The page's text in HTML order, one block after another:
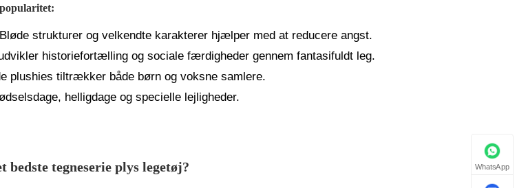
Bløde strukturer og velkendte karakterer hjælper med at reducere angst.
historiefortælling og sociale færdigheder gennem fantasifuldt leg.
plushies tiltrækker både børn og voksne samlere.
helligdage og specielle lejligheder.
tegneserie plys legetøj? WhatsApp